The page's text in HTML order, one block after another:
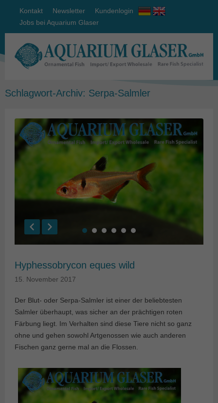
Kontakt Newsletter
Kundenlogin
Jobs bei Aquarium Glaser
Schlagwort-Archiv: Serpa-Salmler
Hyphessobrycon eques wild
15. November 2017
Der Blut- oder Serpa-Salmler ist einer der beliebtesten
Salmler überhaupt, was sicher an der prächtigen roten
Färbung liegt. Im Verhalten sind diese Tiere nicht so ganz
ohne und gehen sowohl Artgenossen wie auch anderen
Fischen ganz gerne mal an die Flossen.